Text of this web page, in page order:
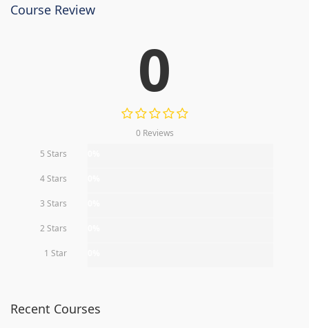
Course Review
0
0 Reviews
5 Stars
4 Stars
3 Stars
2 Stars
1 Star
Recent Courses